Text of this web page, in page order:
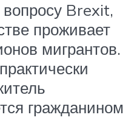
Brexit,
проживает
мигрантов.
гражданином